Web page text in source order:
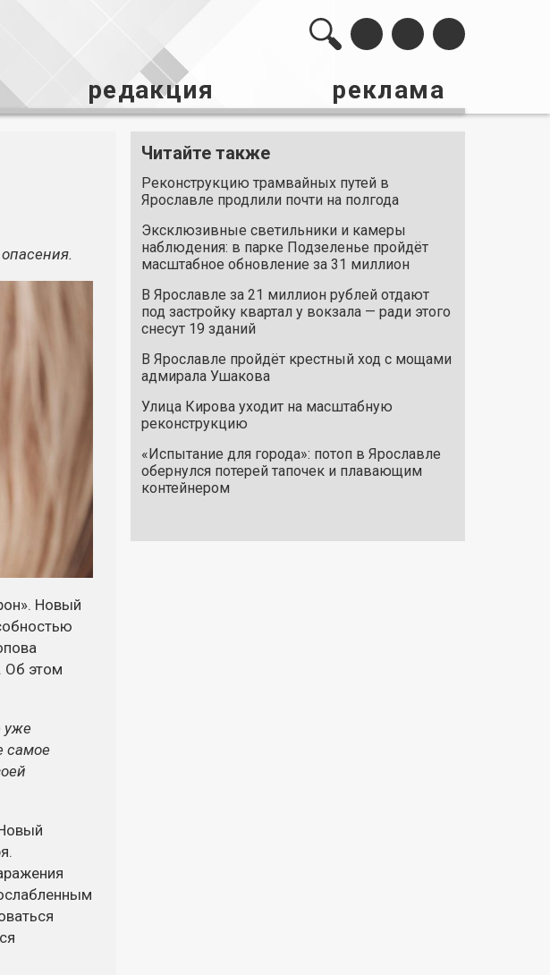
редакция реклама
Новый
Об этом
уже
самое
Читайте также
Реконструкцию трамвайных путей в
Ярославле продлили почти на полгода
Эксклюзивные светильники и камеры
наблюдения: в парке Подзеленье пройдёт
масштабное обновление за 31 миллион
В Ярославле за 21 миллион рублей отдают
под застройку квартал у вокзала — ради этого
снесут 19 зданий
В Ярославле пройдёт крестный ход с мощами
адмирала Ушакова
Улица Кирова уходит на масштабную
реконструкцию
«Испытание для города»: потоп в Ярославле
обернулся потерей тапочек и плавающим
контейнером